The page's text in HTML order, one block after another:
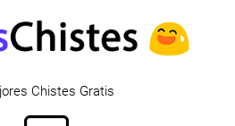
Chistes Gratis